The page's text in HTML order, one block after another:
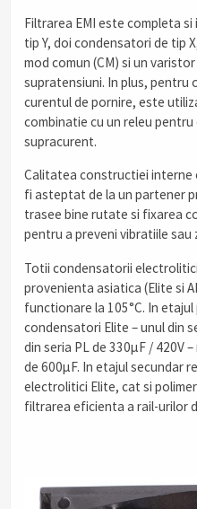
Filtrarea EMI este completa
tip Y, doi condensatori de tip
mod comun (CM) si un
supratensiuni. In plus, pentru
curentul de pornire, este
combinatie cu un releu
supracurent.
Calitatea constructiei interne
fi asteptat de la un partener
trasee bine rutate si fixarea
pentru a preveni vibratiile sau
Totii condensatorii
provenienta asiatica (Elite si
functionare la 105°C. In
condensatori Elite – unul din
din seria PL de 330µF / 420V
de 600µF. In etajul secundar
electrolitici Elite, cat si
filtrarea eficienta a rail-urilor